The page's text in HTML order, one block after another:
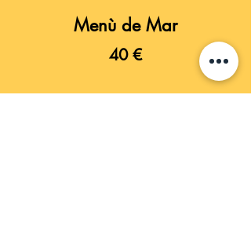
Menù de Mar
40 €